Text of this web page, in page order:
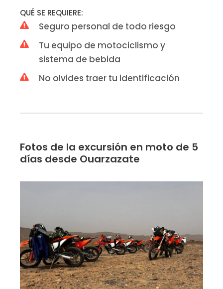
QUÉ SE REQUIERE:
Seguro personal de todo riesgo
Tu equipo de motociclismo y
sistema de bebida
No olvides traer tu identificación
Fotos de la excursión en moto de 5
días desde Ouarzazate